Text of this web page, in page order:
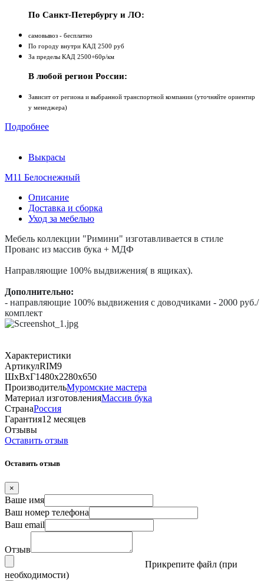
По Санкт-Петербургу и ЛО:
самовывоз - бесплатно
По городу внутри КАД 2500 руб
За пределы КАД 2500+60р/км
В любой регион России:
Зависит от региона и выбранной транспортной компании (уточняйте ориентир
у менеджера)
Подробнее
Выкрасы
М11 Белоснежный
Описание
Доставка и сборка
Уход за мебелью
Мебель коллекции "Римини" изготавливается в стиле
Прованс из массив бука + МДФ
Направляющие 100% выдвижения( в ящиках).
Дополнительно:
- направляющие 100% выдвижения с доводчиками - 2000 руб./
комплект
Характеристики
АртикулRIM9
ШхВхГ1480х2280х650
ПроизводительМуромские мастера
Материал изготовленияМассив бука
СтранаРоссия
Гарантия12 месяцев
Отзывы
Оставить отзыв
Оставить отзыв
×
Ваше имя
Ваш номер телефона
Ваш email
Отзыв
Прикрепите файл (при
необходимости)